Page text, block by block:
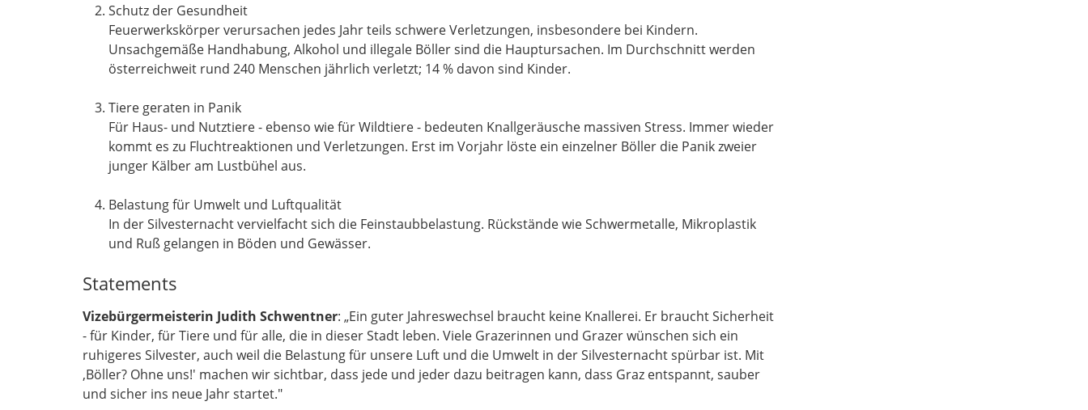
Schutz der Gesundheit
Feuerwerkskörper verursachen jedes Jahr teils schwere Verletzungen, insbesondere bei Kindern.
Unsachgemäße Handhabung, Alkohol und illegale Böller sind die Hauptursachen. Im Durchschnitt werden
österreichweit rund 240 Menschen jährlich verletzt; 14 % davon sind Kinder.
Tiere geraten in Panik
Für Haus- und Nutztiere - ebenso wie für Wildtiere - bedeuten Knallgeräusche massiven Stress. Immer wieder
kommt es zu Fluchtreaktionen und Verletzungen. Erst im Vorjahr löste ein einzelner Böller die Panik zweier
junger Kälber am Lustbühel aus.
Belastung für Umwelt und Luftqualität
In der Silvesternacht vervielfacht sich die Feinstaubbelastung. Rückstände wie Schwermetalle, Mikroplastik
und Ruß gelangen in Böden und Gewässer.
Statements
Vizebürgermeisterin Judith Schwentner: „Ein guter Jahreswechsel braucht keine Knallerei. Er braucht Sicherheit
- für Kinder, für Tiere und für alle, die in dieser Stadt leben. Viele Grazerinnen und Grazer wünschen sich ein
ruhigeres Silvester, auch weil die Belastung für unsere Luft und die Umwelt in der Silvesternacht spürbar ist. Mit
,Böller? Ohne uns!' machen wir sichtbar, dass jede und jeder dazu beitragen kann, dass Graz entspannt, sauber
und sicher ins neue Jahr startet."